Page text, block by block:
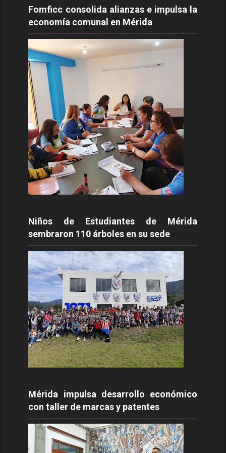
Fomficc consolida alianzas e impulsa la
economía comunal en Mérida
Niños de Estudiantes de Mérida
sembraron 110 árboles en su sede
Mérida impulsa desarrollo económico
con taller de marcas y patentes